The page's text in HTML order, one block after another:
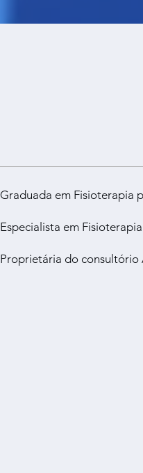
Graduada em Fisioterapia
Especialista em
Proprietária do consultório